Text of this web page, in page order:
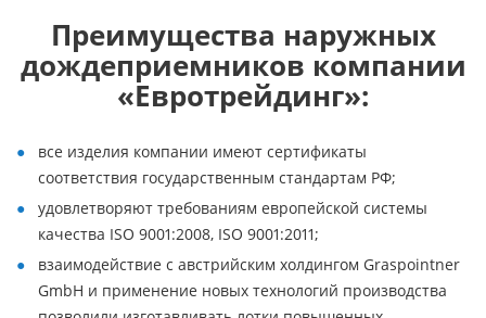
Преимущества наружных
дождеприемников компании
«Евротрейдинг»:
все изделия компании имеют сертификаты
соответствия государственным стандартам РФ;
удовлетворяют требованиям европейской системы
качества ISO 9001:2008, ISO 9001:2011;
взаимодействие с австрийским холдингом Graspointner
GmbH и применение новых технологий производства